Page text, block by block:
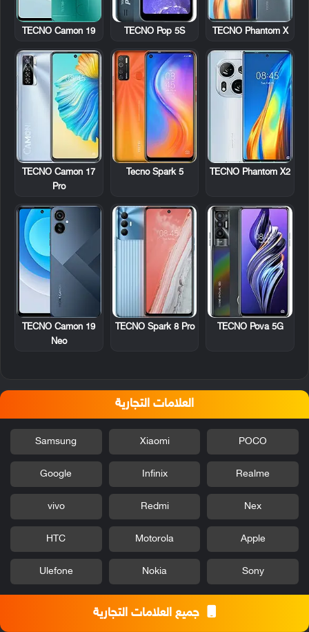
TECNO Phantom X
TECNO Pop 5S
TECNO Camon 19
TECNO Phantom X2
Tecno Spark 5
TECNO Camon 17
Pro
TECNO Pova 5G
TECNO Spark 8 Pro
TECNO Camon 19
Neo
العلامات التجارية
POCO
Xiaomi
Samsung
Realme
Infinix
Google
Nex
Redmi
vivo
Apple
Motorola
HTC
Sony
Nokia
Ulefone
جميع العلامات التجارية